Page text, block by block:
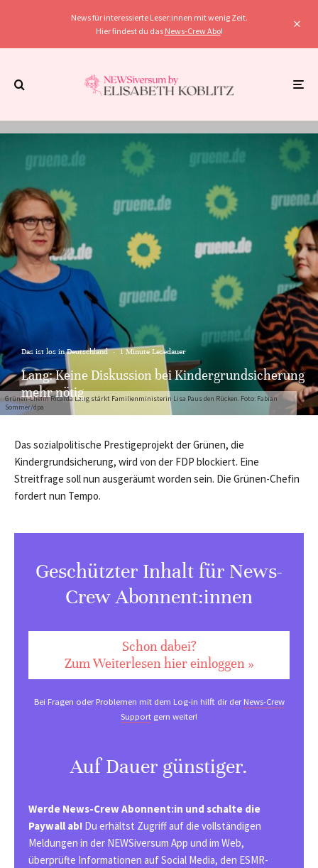
News für interessierte Leser:innen mit wenig Zeit.
Hier findest du das News-Crew Abo!
Grünen-Chefin Ricarda Lang stärkt Familienministerin Lisa Paus den Rücken. Foto: Fabian
Sommer/dpa
Das ist los in Deutschland · 1 Minute Lesedauer
Lang: Keine Diskussion bei Kindergrundsicherung
mehr nötig
Das sozialpolitische Prestigeprojekt der Grünen, die
Kindergrundsicherung, wird von der FDP blockiert. Eine
Streitfrage soll nun ausgeräumt worden sein. Die Grünen-Chefin
fordert nun Tempo.
Geschützter Inhalt für News-
Crew Abonnent:innen
Schon dabei?
Zum Weiterlesen hier einloggen »
Bei Fragen oder Problemen mit dem Log-in hilft dir derNews-Crew
Support gern weiter!
Auf Dauer günstiger.
Werde News-Crew Abonnent:in und schalte die
Paywall ab! Du erhältst Zugriff auf die vollständigen
Meldungen in der NEWSiversum App und im Web,
überprüfte Informationen auf Social Media, den ESMR-